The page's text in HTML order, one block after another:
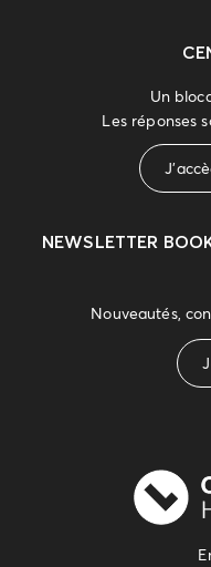
Un
Les réponses
NEWSLETTER
Nouveautés,